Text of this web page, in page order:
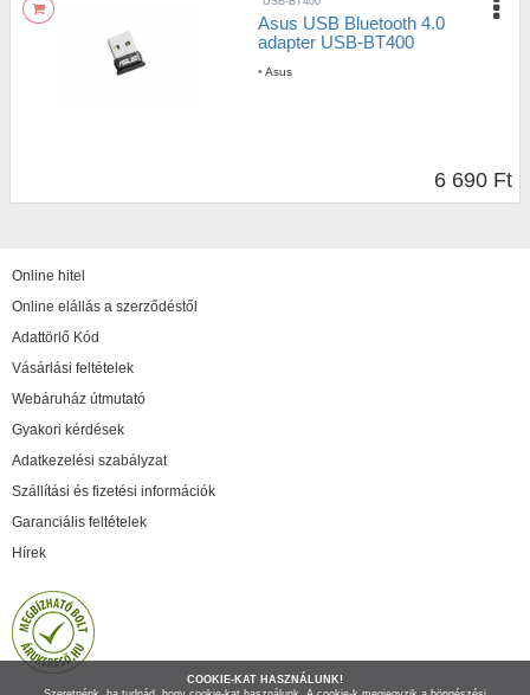
Asus USB Bluetooth 4.0
adapter USB-BT400
• Asus
6 690 Ft
Online hitel
Online elállás a szerződéstől
Adattörlő Kód
Vásárlási feltételek
Webáruház útmutató
Gyakori kérdések
Adatkezelési szabályzat
Szállítási és fizetési információk
Garanciális feltételek
Hírek
COOKIE-KAT HASZNÁLUNK!